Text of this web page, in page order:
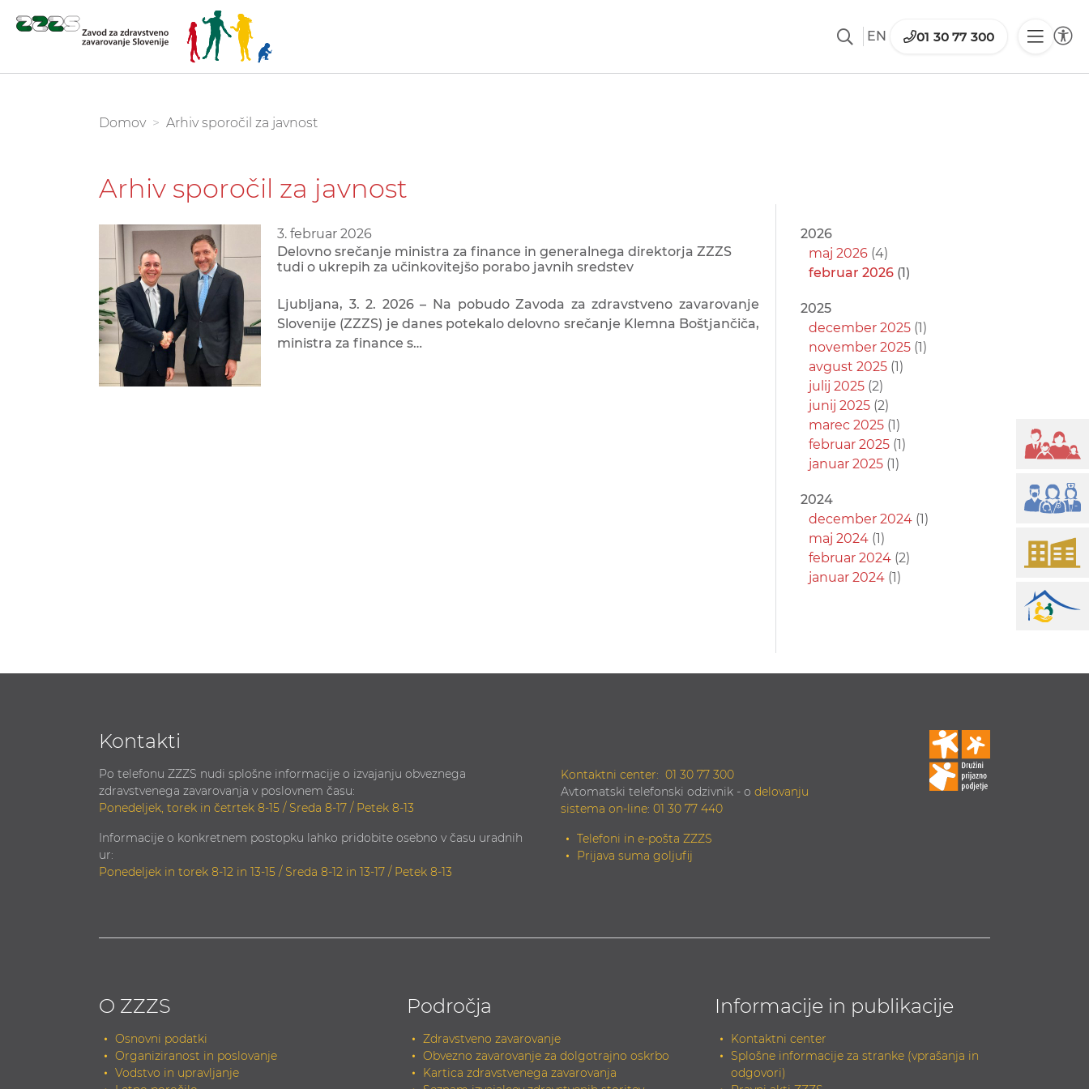
EN 01 30 77 300
You are here:
Domov Arhiv sporočil za javnost
Arhiv sporočil za javnost
3. februar 2026
Delovno srečanje ministra za finance in generalnega direktorja ZZZS
tudi o ukrepih za učinkovitejšo porabo javnih sredstev
Ljubljana, 3. 2. 2026 – Na pobudo Zavoda za zdravstveno zavarovanje
Slovenije (ZZZS) je danes potekalo delovno srečanje Klemna Boštjančiča,
ministra za finance s…
2026
maj 2026 (4)
februar 2026 (1)
2025
december 2025 (1)
november 2025 (1)
avgust 2025 (1)
julij 2025 (2)
junij 2025 (2)
marec 2025 (1)
februar 2025 (1)
januar 2025 (1)
2024
december 2024 (1)
maj 2024 (1)
februar 2024 (2)
januar 2024 (1)
Kontakti
Po telefonu ZZZS nudi splošne informacije o izvajanju obveznega
zdravstvenega zavarovanja v poslovnem času:
Ponedeljek, torek in četrtek 8-15 / Sreda 8-17 / Petek 8-13
Informacije o konkretnem postopku lahko pridobite osebno v času uradnih
ur:
Ponedeljek in torek 8-12 in 13-15 / Sreda 8-12 in 13-17 / Petek 8-13
Kontaktni center: 01 30 77 300
Avtomatski telefonski odzivnik - o delovanju
sistema on-line: 01 30 77 440
Telefoni in e-pošta ZZZS
Prijava suma goljufij
O ZZZS
Osnovni podatki
Organiziranost in poslovanje
Vodstvo in upravljanje
Področja
Zdravstveno zavarovanje
Obvezno zavarovanje za dolgotrajno oskrbo
Kartica zdravstvenega zavarovanja
Informacije in publikacije
Kontaktni center
Splošne informacije za stranke (vprašanja in
odgovori)